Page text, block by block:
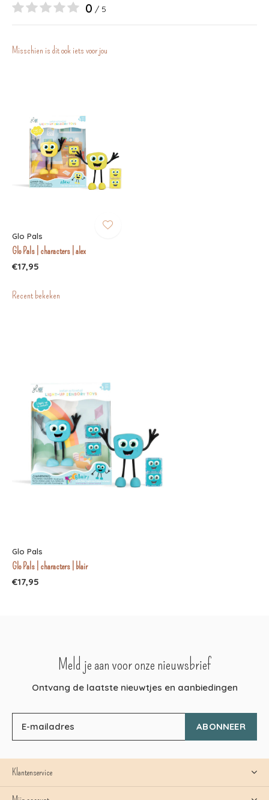
0 / 5
Misschien is dit ook iets voor jou
Glo Pals
Glo Pals | characters | alex
€17,95
Recent bekeken
Glo Pals
Glo Pals | characters | blair
€17,95
Meld je aan voor onze nieuwsbrief
Ontvang de laatste nieuwtjes en aanbiedingen
ABONNEER
Klantenservice